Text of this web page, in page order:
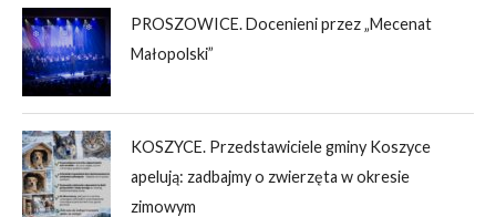
PROSZOWICE. Docenieni przez „Mecenat
Małopolski”
KOSZYCE. Przedstawiciele gminy Koszyce
apelują: zadbajmy o zwierzęta w okresie
zimowym